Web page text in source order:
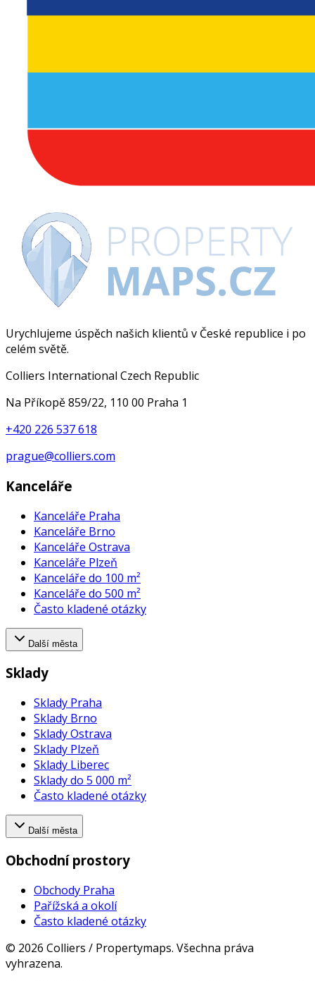
Urychlujeme úspěch našich klientů v České republice i po
celém světě.
Colliers International Czech Republic
Na Příkopě 859/22, 110 00 Praha 1
+420 226 537 618
prague@colliers.com
Kanceláře
Kanceláře Praha
Kanceláře Brno
Kanceláře Ostrava
Kanceláře Plzeň
Kanceláře do 100 m²
Kanceláře do 500 m²
Často kladené otázky
Další města
Sklady
Sklady Praha
Sklady Brno
Sklady Ostrava
Sklady Plzeň
Sklady Liberec
Sklady do 5 000 m²
Často kladené otázky
Další města
Obchodní prostory
Obchody Praha
Pařížská a okolí
Často kladené otázky
© 2026 Colliers / Propertymaps. Všechna práva
vyhrazena.